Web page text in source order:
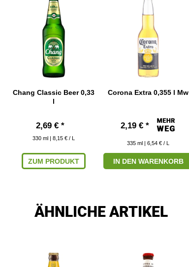
Chang Classic Beer 0,33
l
2,69 € *
330 ml | 8,15 € / L
ZUM PRODUKT
Corona Extra 0,355 l Mw
2,19 € *
335 ml | 6,54 € / L
IN DEN WARENKORB
ÄHNLICHE ARTIKEL